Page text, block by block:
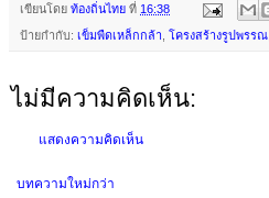
เขียนโดย ท้องถิ่นไทย ที่ 16:38
ป้ายกำกับ: เข็มพืดเหล็กกล้า โครงสร้างรูปพรรณ
ไม่มีความคิดเห็น:
แสดงความคิดเห็น
บทความใหม่กว่า